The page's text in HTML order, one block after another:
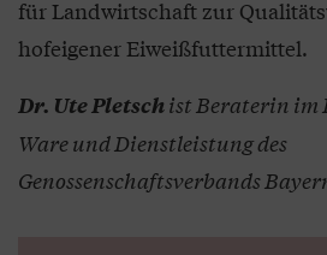
für Landwirtschaft zur
hofeigener Eiweißfuttermittel.
Dr. Ute Pletschist Beraterin im
Ware und Dienstleistung des
Genossenschaftsverbands